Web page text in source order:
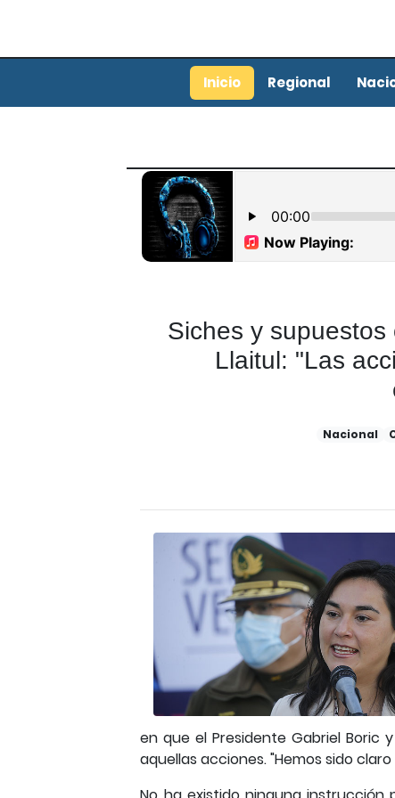
Inicio Regional
Siches y
Llaitul: "Las
Nacional
en que el Presidente Gabriel
aquellas acciones. "Hemos sido